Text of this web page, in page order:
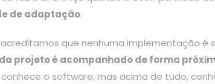
de adaptação.
acreditamos que nenhuma implementação é
projeto é acompanhado de forma
o software, mas acima de tudo,